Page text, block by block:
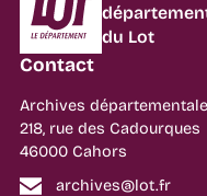
du Lot
Contact
Archives
218, rue des Cadourques
46000 Cahors
archives@lot.fr